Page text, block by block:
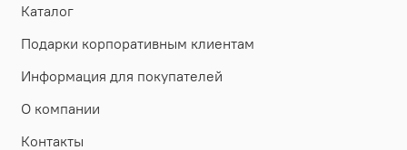
Каталог
Подарки корпоративным клиентам
Информация для покупателей
О компании
Контакты